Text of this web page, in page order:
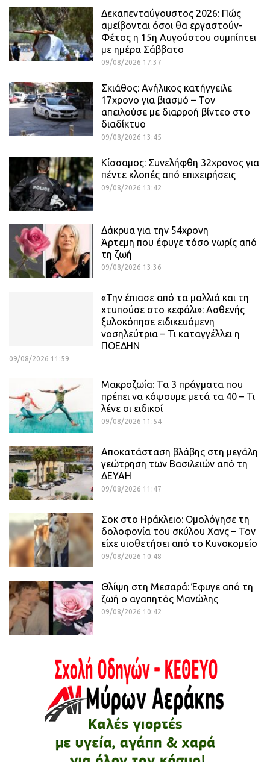
Δεκαπενταύγουστος 2026: Πώς
αμείβονται όσοι θα εργαστούν-
Φέτος η 15η Αυγούστου συμπίπτει
με ημέρα Σάββατο
09/08/2026 17:37
Σκιάθος: Ανήλικος κατήγγειλε
17χρονο για βιασμό – Τον
απειλούσε με διαρροή βίντεο στο
διαδίκτυο
09/08/2026 13:45
Κίσσαμος: Συνελήφθη 32χρονος για
πέντε κλοπές από επιχειρήσεις
09/08/2026 13:42
Δάκρυα για την 54χρονη
Άρτεμη που έφυγε τόσο νωρίς από
τη ζωή
09/08/2026 13:36
«Την έπιασε από τα μαλλιά και τη
χτυπούσε στο κεφάλι»: Ασθενής
ξυλοκόπησε ειδικευόμενη
νοσηλεύτρια – Τι καταγγέλλει η
ΠΟΕΔΗΝ
09/08/2026 11:59
Μακροζωία: Τα 3 πράγματα που
πρέπει να κόψουμε μετά τα 40 – Τι
λένε οι ειδικοί
09/08/2026 11:54
Αποκατάσταση βλάβης στη μεγάλη
γεώτρηση των Βασιλειών από τη
ΔΕΥΑΗ
09/08/2026 11:47
Σοκ στο Ηράκλειο: Ομολόγησε τη
δολοφονία του σκύλου Χανς – Τον
είχε υιοθετήσει από το Κυνοκομείο
09/08/2026 10:48
Θλίψη στη Μεσαρά: Έφυγε από τη
ζωή ο αγαπητός Μανώλης
09/08/2026 10:42